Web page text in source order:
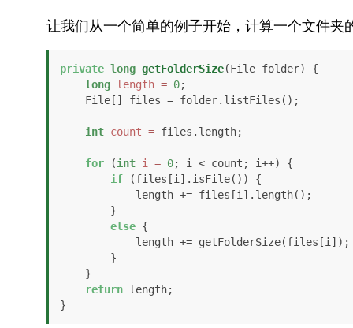
让我们从一个简单的例子开始，计算一个文件夹
private long getFolderSize(File folder)
{
long length = 0;
int count = files.length;
for (int i = 0; i < count; i++) {
if (files[i].isFile()) {
else {
return length;
}